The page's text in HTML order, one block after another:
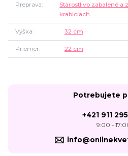
Preprava
Starostlivo zabalené a
krabiciach
Výška 32 cm
Priemer 22 cm
Potrebujete
+421 911
9:00 -